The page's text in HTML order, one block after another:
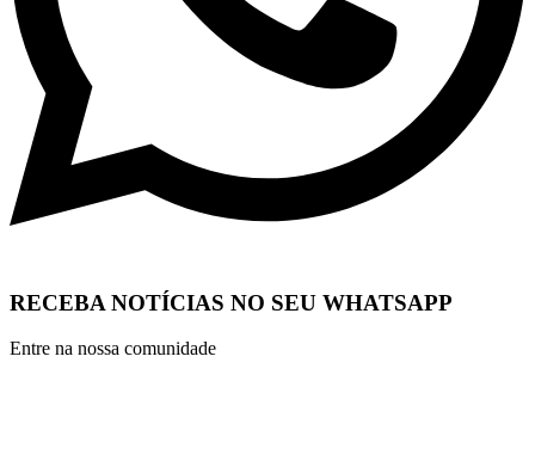
RECEBA NOTÍCIAS NO SEU WHATSAPP
Entre na nossa comunidade